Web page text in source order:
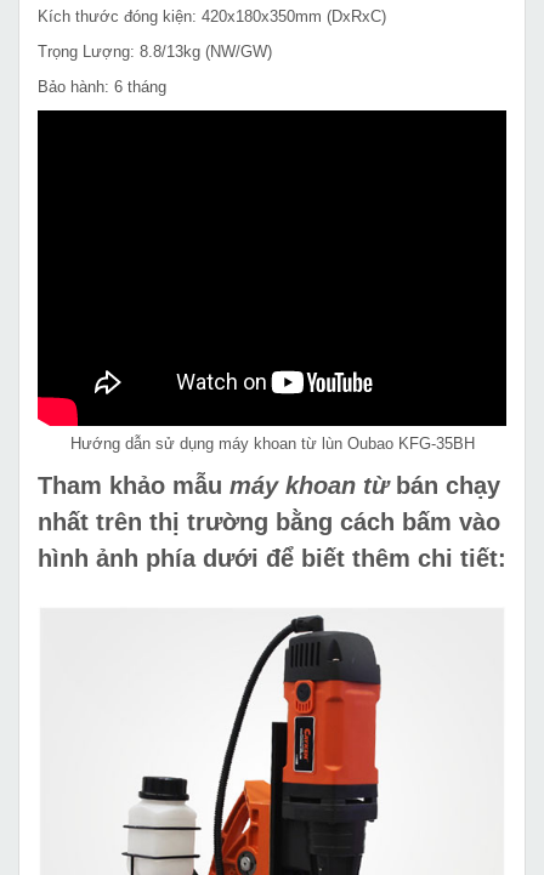
Kích thước đóng kiện: 420x180x350mm (DxRxC)
Trọng Lượng: 8.8/13kg (NW/GW)
Bảo hành: 6 tháng
Hướng dẫn sử dụng máy khoan từ lùn Oubao KFG-35BH
Tham khảo mẫu máy khoan từbán chạy
nhất trên thị trường bằng cách bấm vào
hình ảnh phía dưới để biết thêm chi tiết: